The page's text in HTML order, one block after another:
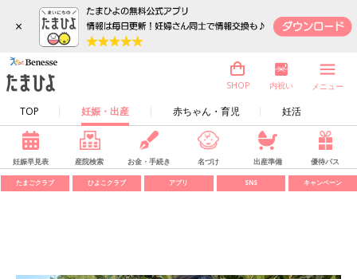
×
TOP 妊娠・出産 赤ちゃん・育児 妊活
SHOP 内祝い メニュー
妊娠早見表 産院検索 お金・手続き 名づけ 出産準備 優待パス
たまごクラブ ひよこクラブ アプリ SNS キャンペーン